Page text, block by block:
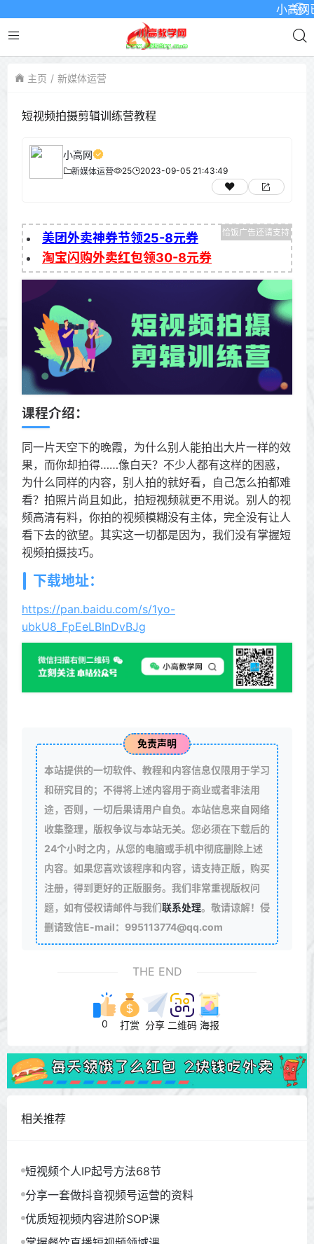
小高网已
主页 新媒体运营
短视频拍摄剪辑训练营教程
小高网
新媒体运营 25 2023-09-05 21:43:49
美团外卖神券节领25-8元券
淘宝闪购外卖红包领30-8元券
课程介绍：
同一片天空下的晚霞，为什么别人能拍出大片一样的效
果，而你却拍得……像白天？不少人都有这样的困惑，
为什么同样的内容，别人拍的就好看，自己怎么拍都难
看？拍照片尚且如此，拍短视频就更不用说。别人的视
频高清有料，你拍的视频模糊没有主体，完全没有让人
看下去的欲望。其实这一切都是因为，我们没有掌握短
视频拍摄技巧。
下载地址：
https://pan.baidu.com/s/1yo-
ubkU8_FpEeLBInDvBJg
免责声明
本站提供的一切软件、教程和内容信息仅限用于学习
和研究目的；不得将上述内容用于商业或者非法用
途，否则，一切后果请用户自负。本站信息来自网络
收集整理，版权争议与本站无关。您必须在下载后的
24个小时之内，从您的电脑或手机中彻底删除上述
内容。如果您喜欢该程序和内容，请支持正版，购买
注册，得到更好的正版服务。我们非常重视版权问
题，如有侵权请邮件与我们联系处理。敬请谅解！侵
删请致信E-mail：995113774@qq.com
THE END
0 打赏 分享 二维码 海报
相关推荐
短视频个人IP起号方法68节
分享一套做抖音视频号运营的资料
优质短视频内容进阶SOP课